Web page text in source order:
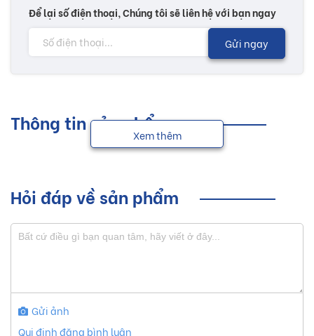
Để lại số điện thoại, Chúng tôi sẽ liên hệ với bạn ngay
Gửi ngay
Thông tin sản phẩm
Xem thêm
Hỏi đáp về sản phẩm
Gửi ảnh
Qui định đăng bình luận